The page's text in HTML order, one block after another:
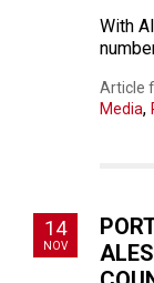
With
Article
Media,
14
NOV